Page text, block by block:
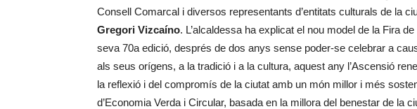
Consell Comarcal i diversos representants d’entitats culturals de la
Gregori Vizcaíno. L’alcaldessa ha explicat el nou model de la Fira
seva 70a edició, després de dos anys sense poder-se celebrar a
als seus orígens, a la tradició i a la cultura, aquest any l’Ascensió
la reflexió i del compromís de la ciutat amb un món millor i més
d’Economia Verda i Circular, basada en la millora del benestar de la